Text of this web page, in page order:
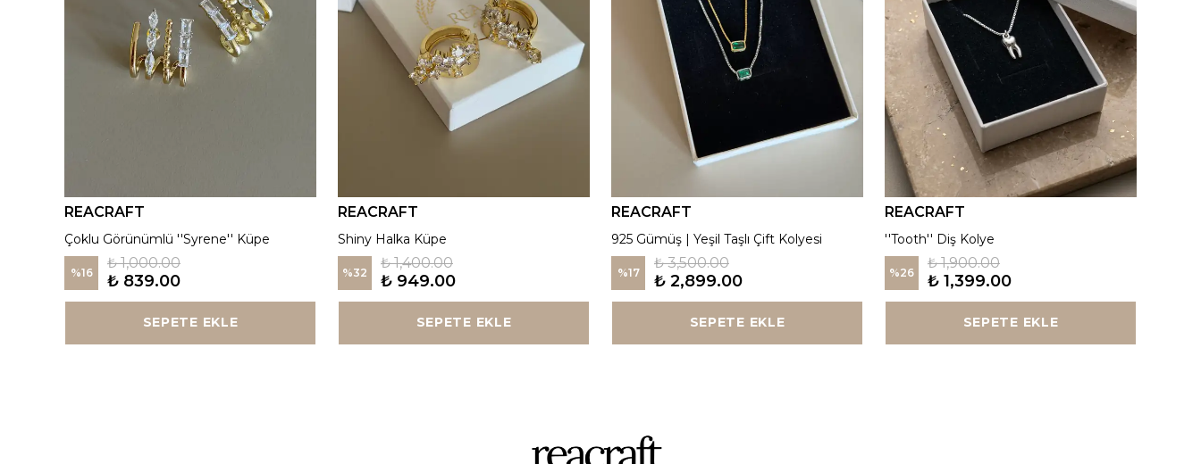
REACRAFT
Çoklu Görünümlü ''Syrene'' Küpe
%16
₺ 1,000.00
₺ 839.00
SEPETE EKLE
REACRAFT
Shiny Halka Küpe
%32
₺ 1,400.00
₺ 949.00
SEPETE EKLE
REACRAFT
925 Gümüş | Yeşil Taşlı Çift Kolyesi
%17
₺ 3,500.00
₺ 2,899.00
SEPETE EKLE
REACRAFT
''Tooth'' Diş Kolye
%26
₺ 1,900.00
₺ 1,399.00
SEPETE EKLE